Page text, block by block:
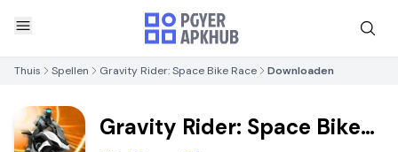
Thuis Spellen Gravity Rider: Space Bike Race Downloaden
Gravity Rider: Space Bike